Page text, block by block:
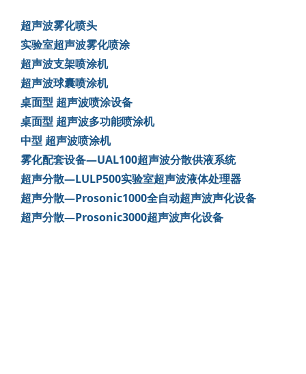
超声波雾化喷头
实验室超声波雾化喷涂
超声波支架喷涂机
超声波球囊喷涂机
桌面型 超声波喷涂设备
桌面型 超声波多功能喷涂机
中型 超声波喷涂机
雾化配套设备—UAL100超声波分散供液系统
超声分散—LULP500实验室超声波液体处理器
超声分散—Prosonic1000全自动超声波声化设备
超声分散—Prosonic3000超声波声化设备